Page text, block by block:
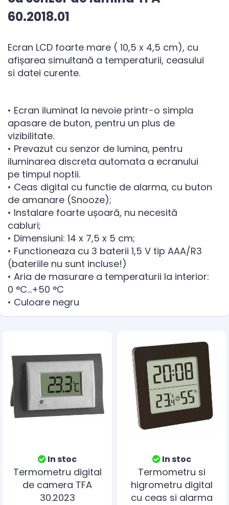
60.2018.01
Ecran LCD foarte mare ( 10,5 x 4,5 cm), cu
afișarea simultană a temperaturii, ceasului
si datei curente.
• Ecran iluminat la nevoie printr-o simpla
apasare de buton, pentru un plus de
vizibilitate.
• Prevazut cu senzor de lumina, pentru
iluminarea discreta automata a ecranului
pe timpul noptii.
• Ceas digital cu functie de alarma, cu buton
de amanare (Snooze);
• Instalare foarte ușoară, nu necesită
cabluri;
• Dimensiuni: 14 x 7,5 x 5 cm;
• Functioneaza cu 3 baterii 1,5 V tip AAA/R3
(bateriile nu sunt incluse!)
• Aria de masurare a temperaturii la interior:
0 °C...+50 °C
• Culoare negru
In stoc
Termometru digital
de camera TFA
30.2023
In stoc
Termometru si
higrometru digital
cu ceas si alarma